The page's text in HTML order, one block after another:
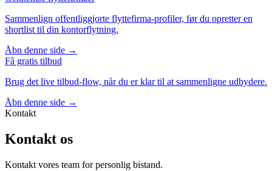
Sammenlign offentliggjorte flyttefirma-profiler, før du opretter en
shortlist til din kontorflytning.
Åbn denne side →
Få gratis tilbud
Brug det live tilbud-flow, når du er klar til at sammenligne udbydere.
Åbn denne side →
Kontakt
Kontakt os
Kontakt vores team for personlig bistand.